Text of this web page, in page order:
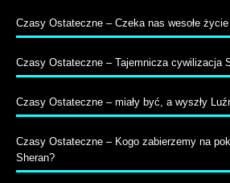
Czasy Ostateczne – Czeka nas wesołe
Czasy Ostateczne – Tajemnicza cywilizacja
Czasy Ostateczne – miały być, a wyszły
Czasy Ostateczne – Kogo zabierzemy na
Sheran?